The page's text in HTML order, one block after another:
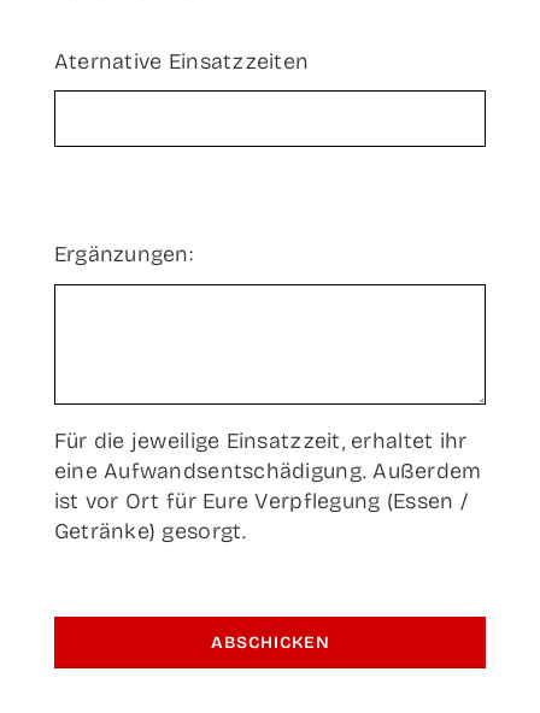
Ater­na­ti­ve Einsatzzeiten
Ergän­zun­gen:
Für die jewei­li­ge Ein­satz­zeit, erhal­tet ihr
eine Auf­wands­ent­schä­di­gung. Außer­dem
ist vor Ort für Eure Ver­pfle­gung (Essen /
Geträn­ke) gesorgt.
ABSCHICKEN